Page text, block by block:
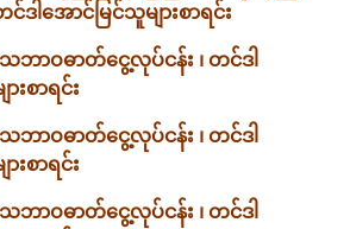
ဒါအောင်မြင်သူများစာရင်း
သဘာဝဓာတ်ငွေ့လုပ်ငန်း ၊ တင်ဒါ
းစာရင်း
သဘာဝဓာတ်ငွေ့လုပ်ငန်း ၊ တင်ဒါ
းစာရင်း
သဘာဝဓာတ်ငွေ့လုပ်ငန်း ၊ တင်ဒါ